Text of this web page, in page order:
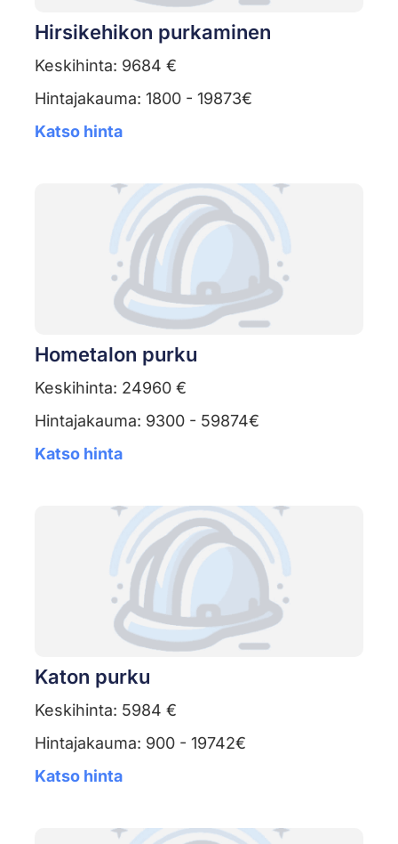
Hirsikehikon purkaminen
Keskihinta: 9684 €
Hintajakauma: 1800 - 19873€
Katso hinta
Hometalon purku
Keskihinta: 24960 €
Hintajakauma: 9300 - 59874€
Katso hinta
Katon purku
Keskihinta: 5984 €
Hintajakauma: 900 - 19742€
Katso hinta